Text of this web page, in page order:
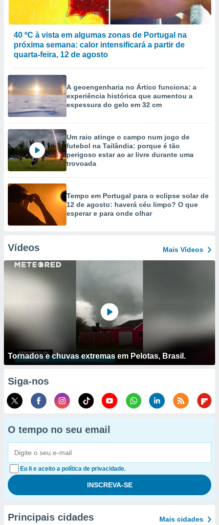
40 ºC à vista em algumas zonas de Portugal na
próxima semana: calor intensificará a partir de
quarta-feira, 12 de agosto
A geoengenharia no Ártico funciona: a
experiência histórica que aumentou a
espessura do gelo em 32 cm
Um raio atinge o campo num jogo de
futebol na Tailândia: porque é tão
perigoso estar ao ar livre durante uma
trovoada
Tempo em Portugal para o eclipse solar de
12 de agosto: haverá céu limpo? O que
esperar e para onde olhar
Vídeos Mais Vídeos
Tornados e chuvas extremas em Pelotas, Brasil.
Siga-nos
O tempo no seu email
Eu li e aceito a política de privacidade.
Principais cidades Mais cidades